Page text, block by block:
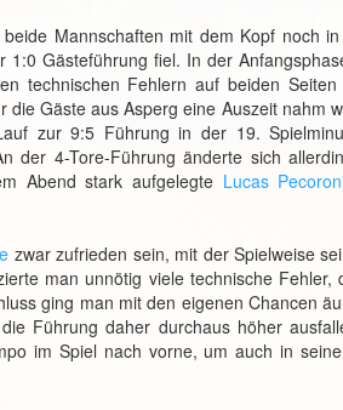
Mannschaften mit dem Kopf noch
Gästeführung fiel. In der
technischen Fehlern auf beiden
Gäste aus Asperg eine Auszeit nahm
zur 9:5 Führung in der 19.
der 4-Tore-Führung änderte sich
Abend stark aufgelegte Lucas
zwar zufrieden sein, mit der Spielweise
man unnötig viele technische Fehler,
ging man mit den eigenen Chancen
Führung daher durchaus höher
im Spiel nach vorne, um auch in